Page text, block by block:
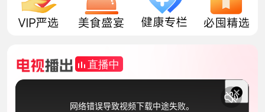
直播中
This
is
网络错误导致视频下载中途失败。
关